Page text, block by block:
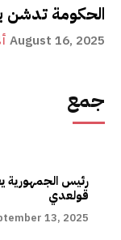
الحكومة تدشن
August 16, 2025
جمع
رئيس الجمهورية
قولعدي
13, 2025